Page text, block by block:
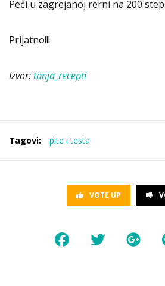
Peći u zagrejanoj rerni na 200
Prijatno!!!
Izvor:tanja_recepti
Tagovi: pite i testa
VOTE UP